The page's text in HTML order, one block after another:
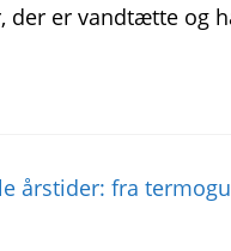
er vandtætte og